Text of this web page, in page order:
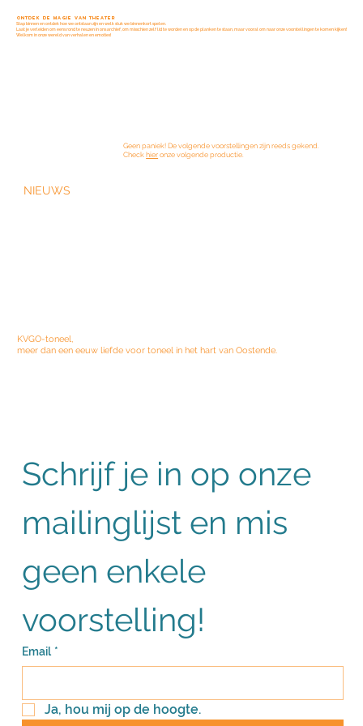
KVGO-toneel,
meer dan een eeuw liefde voor toneel in het hart van Oostende.
Schrijf je in op onze
mailinglijst en mis
geen enkele
voorstelling!
Email *
Ja, hou mij op de hoogte.
ONTDEK DE MAGIE VAN THEATER
Stap binnen en ontdek hoe we ontstaan zijn en welk stuk we binnenkort spelen.
Laat je verleiden om eens rond te neuzen in ons archief, om misschien zelf lid te worden en op de planken te staan, maar vooral om naar onze voorstellingen te komen kijken!
Welkom in onze wereld van verhalen en emoties!
NIEUWS
Geen paniek! De volgende voorstellingen zijn reeds gekend.
Checkhieronze volgende productie.